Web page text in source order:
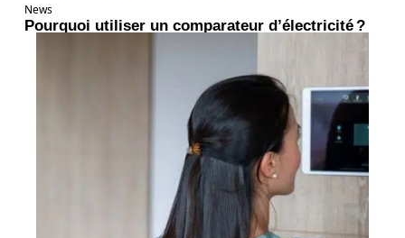
News
Pourquoi utiliser un comparateur d’électricité ?